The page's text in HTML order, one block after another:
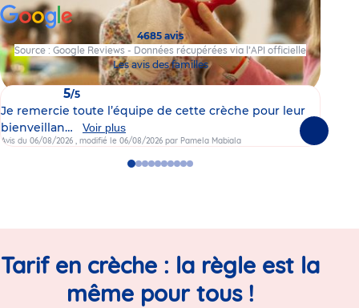
4685 avis
Source : Google Reviews - Données récupérées via l’API officielle
Les avis des familles
5/5
Je remercie toute l’équipe de cette crèche pour leur
bienveillan…
Voir plus
Avis du 06/08/2026 , modifié le 06/08/2026 par Pamela Mabiala
GoGoGoGoGoGoGoGo
GoGo
Tarif en crèche : la règle est la
même pour tous !